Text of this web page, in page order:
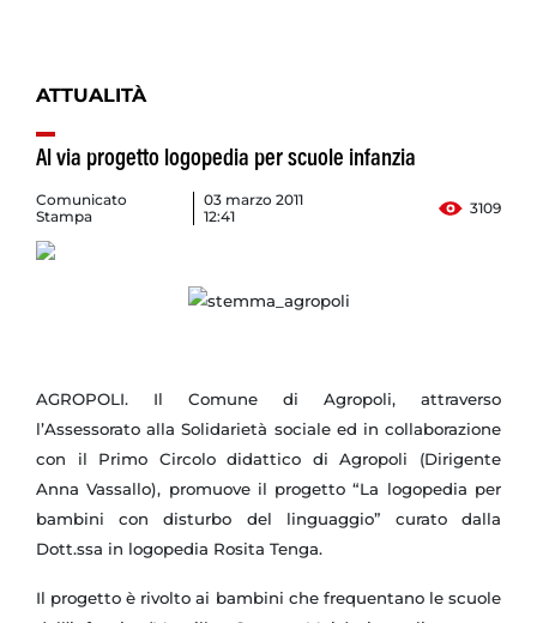
ATTUALITÀ
Al via progetto logopedia per scuole infanzia
Comunicato
Stampa
03 marzo 2011
12:41
3109
AGROPOLI. Il Comune di Agropoli, attraverso
l’Assessorato alla Solidarietà sociale ed in collaborazione
con il Primo Circolo didattico di Agropoli (Dirigente
Anna Vassallo), promuove il progetto “La logopedia per
bambini con disturbo del linguaggio” curato dalla
Dott.ssa in logopedia Rosita Tenga.
Il progetto è rivolto ai bambini che frequentano le scuole